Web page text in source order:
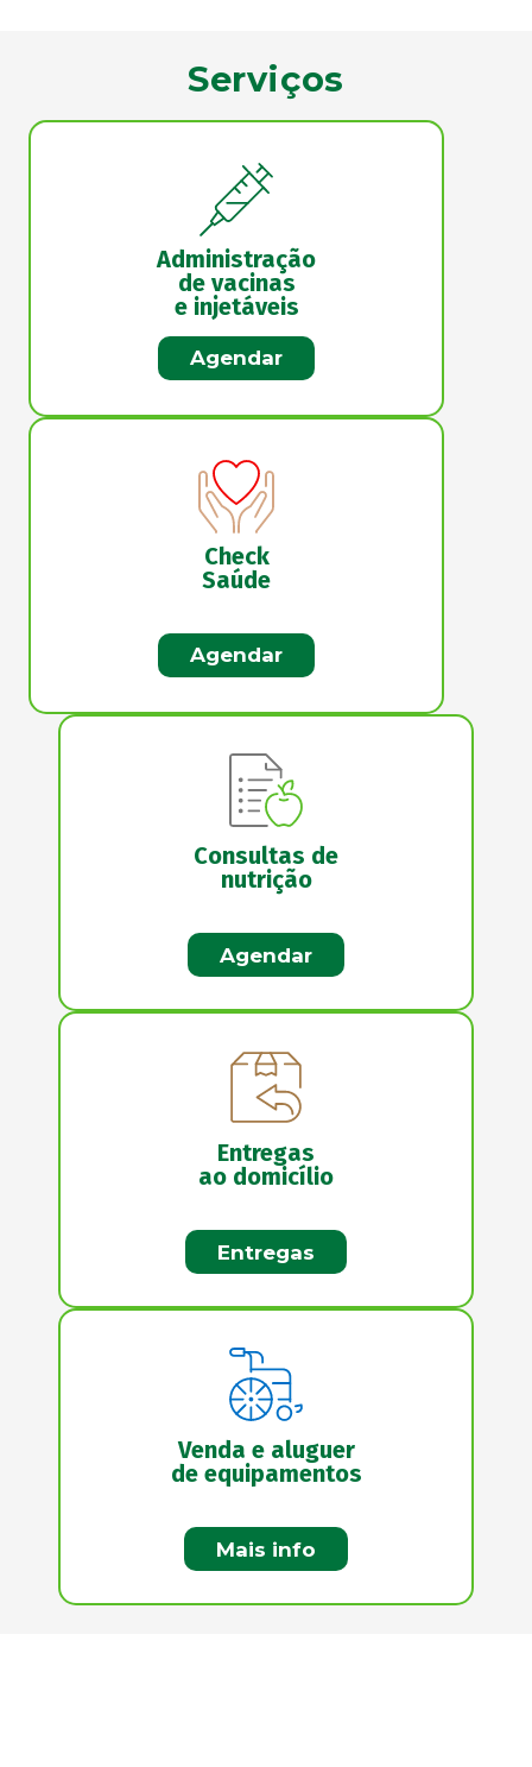
Serviços
Administração
de vacinas
e injetáveis
Agendar
Check
Saúde
Agendar
Consultas de
nutrição
Agendar
Entregas
ao domicílio
Entregas
Venda e aluguer
de equipamentos
Mais info